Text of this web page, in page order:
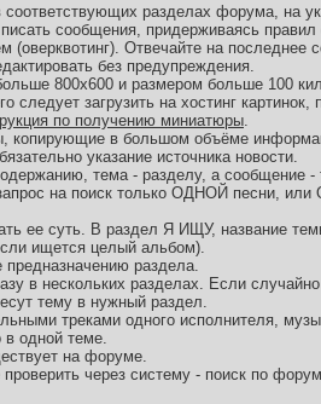
разделах форума, на
сообщения, придерживаясь
(оверквотинг). Отвечайте на
без предупреждения.
800х600 и размером больше 100
загрузить на хостинг
по получению миниатюры.
копирующие в большом объёме
указание источника новости.
тема - разделу, а сообщение -
на поиск только ОДНОЙ песни, или
ее суть. В раздел Я ИЩУ, название
ищется целый альбом).
раздела.
в нескольких разделах. Если
тему в нужный раздел.
треками одного исполнителя,
в одной теме.
на форуме.
через систему - поиск по